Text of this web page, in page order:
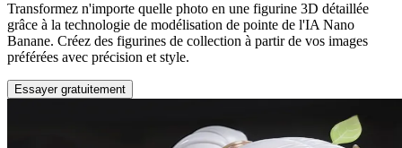
Transformez n'importe quelle photo en une figurine 3D détaillée
grâce à la technologie de modélisation de pointe de l'IA Nano
Banane. Créez des figurines de collection à partir de vos images
préférées avec précision et style.
Essayer gratuitement